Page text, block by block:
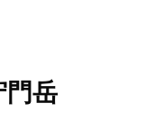
岳